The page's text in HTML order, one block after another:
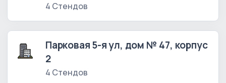
4 Стендов
Парковая 5-я ул, дом № 47, корпус
2
4 Стендов